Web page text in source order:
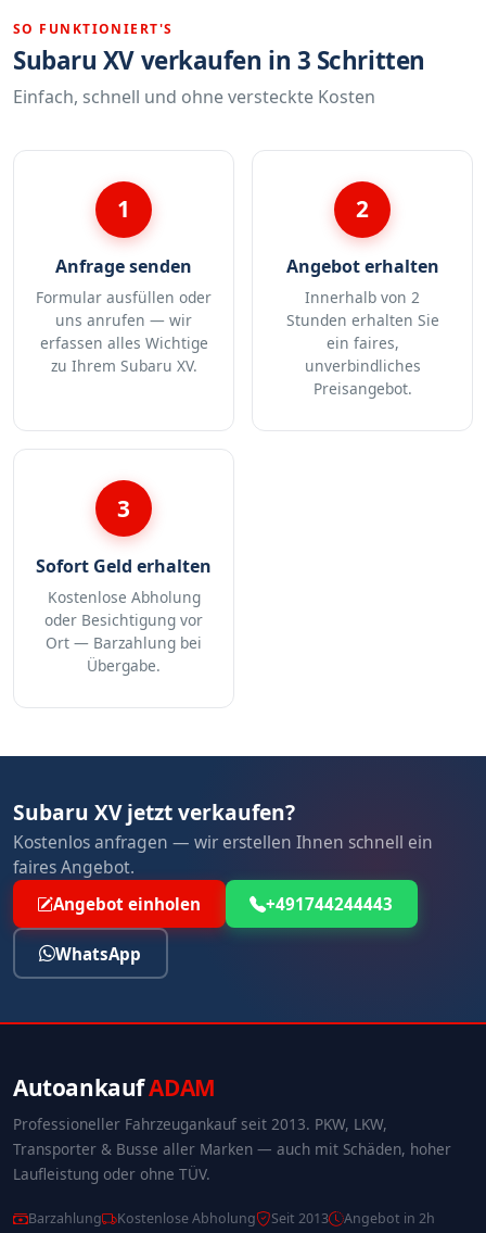
SO FUNKTIONIERT'S
Subaru XV verkaufen in 3 Schritten
Einfach, schnell und ohne versteckte Kosten
1
Anfrage senden
Formular ausfüllen oder
uns anrufen — wir
erfassen alles Wichtige
zu Ihrem Subaru XV.
2
Angebot erhalten
Innerhalb von 2
Stunden erhalten Sie
ein faires,
unverbindliches
Preisangebot.
3
Sofort Geld erhalten
Kostenlose Abholung
oder Besichtigung vor
Ort — Barzahlung bei
Übergabe.
Subaru XV jetzt verkaufen?
Kostenlos anfragen — wir erstellen Ihnen schnell ein
faires Angebot.
Angebot einholen +491744244443
WhatsApp
AutoankaufADAM
Professioneller Fahrzeugankauf seit 2013. PKW, LKW,
Transporter & Busse aller Marken — auch mit Schäden, hoher
Laufleistung oder ohne TÜV.
Barzahlung Kostenlose Abholung Seit 2013 Angebot in 2h